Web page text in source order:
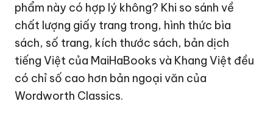
phẩm này có hợp lý không? Khi so sánh về
chất lượng giấy trang trong, hình thức bìa
sách, số trang, kích thước sách, bản dịch
tiếng Việt của MaiHaBooks và Khang Việt đều
có chỉ số cao hơn bản ngoại văn của
Wordworth Classics.